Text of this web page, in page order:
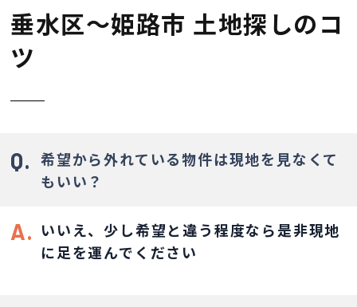
垂水区〜姫路市 土地探しのコ
ツ
Q. 希望から外れている物件は現地を見なくて
もいい？
A. いいえ、少し希望と違う程度なら是非現地
に足を運んでください